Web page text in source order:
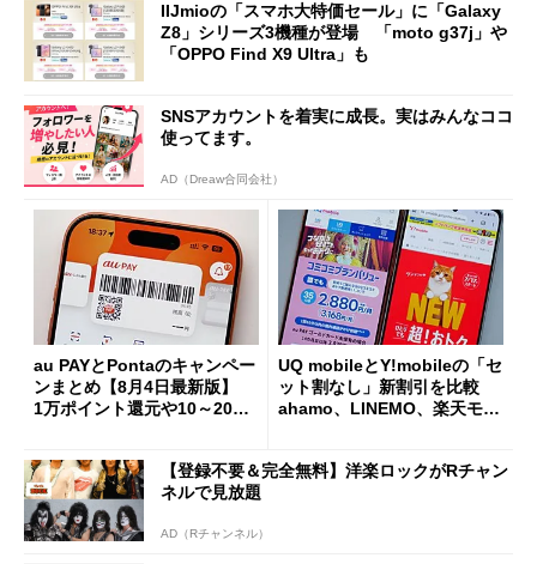
IIJmioの「スマホ大特価セール」に「Galaxy
Z8」シリーズ3機種が登場 「moto g37j」や
「OPPO Find X9 Ultra」も
SNSアカウントを着実に成長。実はみんなココ
使ってます。
AD（Dreaw合同会社）
au PAYとPontaのキャンペー
ンまとめ【8月4日最新版】
1万ポイント還元や10～20％
UQ mobileとY!mobileの「セ
ット割なし」新割引を比較
ahamo、LINEMO、楽天モバ
【登録不要＆完全無料】洋楽ロックがRチャン
ネルで見放題
AD（Rチャンネル）